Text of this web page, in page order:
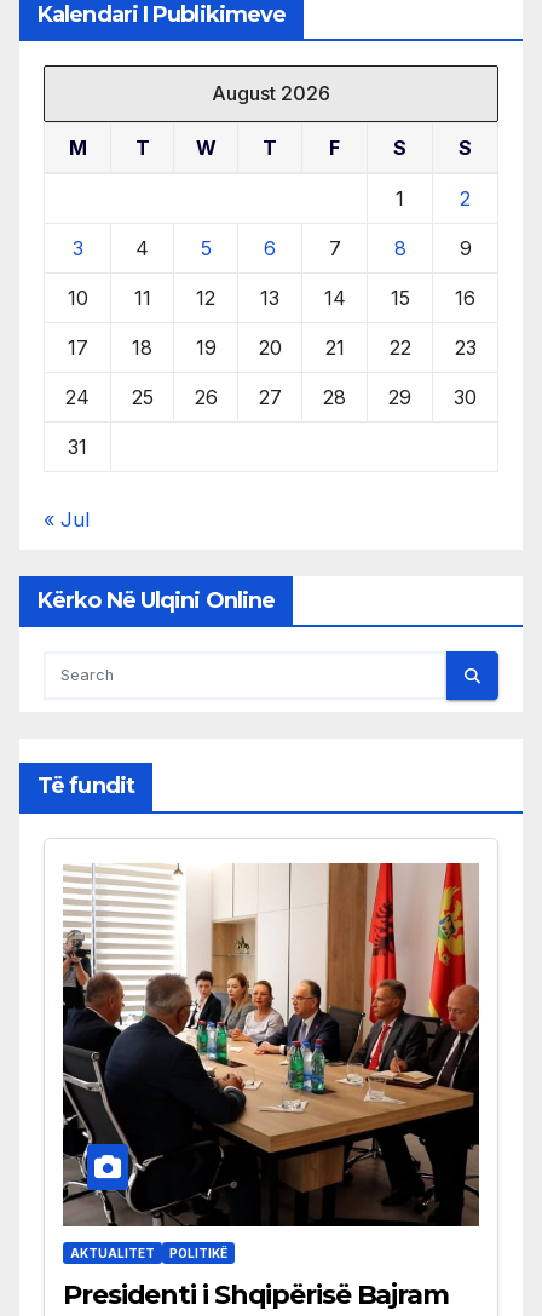
Kalendari I Publikimeve
August 2026
M T W T F S S
1 2
3 4 5 6 7 8 9
10 11 12 13 14 15 16
17 18 19 20 21 22 23
24 25 26 27 28 29 30
31
« Jul
Kërko Në Ulqini Online
Të fundit
AKTUALITET POLITIKË
Presidenti i Shqipërisë Bajram